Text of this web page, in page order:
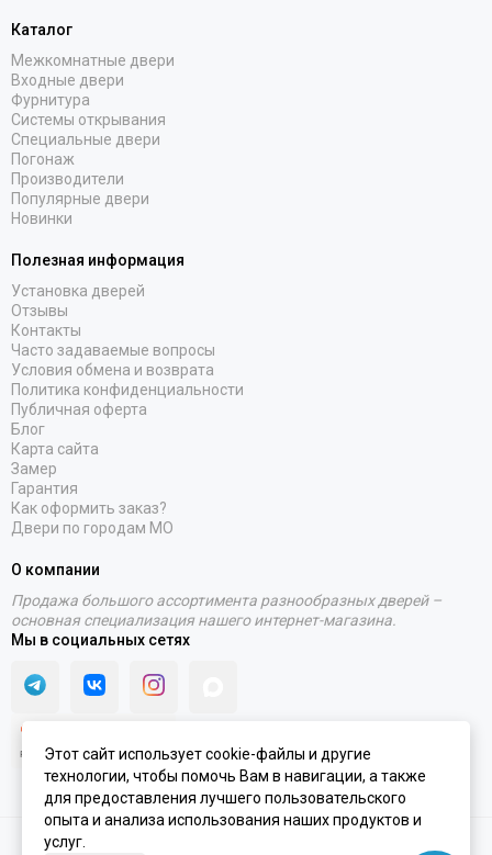
Каталог
Межкомнатные двери
Входные двери
Фурнитура
Системы открывания
Специальные двери
Погонаж
Производители
Популярные двери
Новинки
Полезная информация
Установка дверей
Отзывы
Контакты
Часто задаваемые вопросы
Условия обмена и возврата
Политика конфиденциальности
Публичная оферта
Блог
Карта сайта
Замер
Гарантия
Как оформить заказ?
Двери по городам МО
О компании
Продажа большого ассортимента разнообразных дверей –
основная специализация нашего интернет-магазина.
Мы в социальных сетях
2020 - 2026 © Интернет-магазин PORTALINI | ИП Колесников Антон
Этот сайт использует cookie-файлы и другие
технологии, чтобы помочь Вам в навигации, а также
для предоставления лучшего пользовательского
опыта и анализа использования наших продуктов и
услуг.